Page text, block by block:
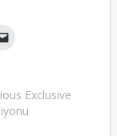
Exclusive